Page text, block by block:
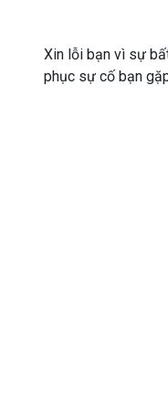
Xin lỗi bạn vì sự
phục sự cố bạn